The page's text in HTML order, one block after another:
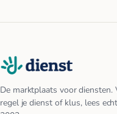
De marktplaats voor diensten.
regel je dienst of klus, lees